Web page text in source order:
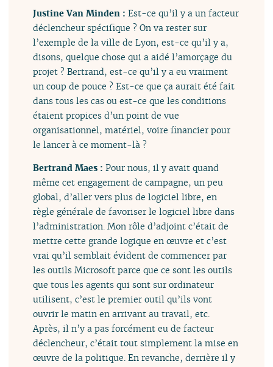
Justine Van Minden :Est-ce qu’il y a un facteur
déclencheur spécifique ? On va rester sur
l’exemple de la ville de Lyon, est-ce qu’il y a,
disons, quelque chose qui a aidé l’amorçage du
projet ? Bertrand, est-ce qu’il y a eu vraiment
un coup de pouce ? Est-ce que ça aurait été fait
dans tous les cas ou est-ce que les conditions
étaient propices d’un point de vue
organisationnel, matériel, voire financier pour
le lancer à ce moment-là ?
Bertrand Maes :Pour nous, il y avait quand
même cet engagement de campagne, un peu
global, d’aller vers plus de logiciel libre, en
règle générale de favoriser le logiciel libre dans
l’administration. Mon rôle d’adjoint c’était de
mettre cette grande logique en œuvre et c’est
vrai qu’il semblait évident de commencer par
les outils Microsoft parce que ce sont les outils
que tous les agents qui sont sur ordinateur
utilisent, c’est le premier outil qu’ils vont
ouvrir le matin en arrivant au travail, etc.
Après, il n’y a pas forcément eu de facteur
déclencheur, c’était tout simplement la mise en
œuvre de la politique. En revanche, derrière il y